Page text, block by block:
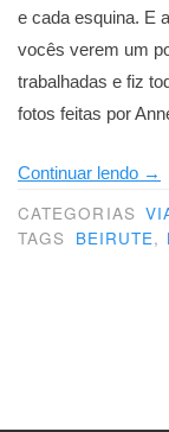
e cada esquina. E
vocês verem um
trabalhadas e fiz
fotos feitas por
Continuar lendo “É
que
→
CATEGORIAS
TAGS BEIRUTE,